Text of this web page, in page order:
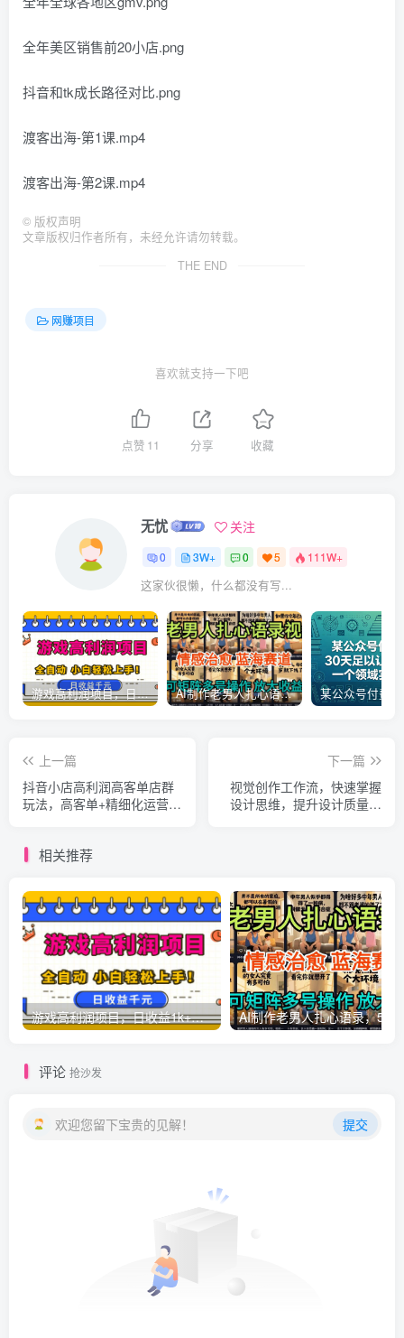
全年美区销售前20小店.png
抖音和tk成长路径对比.png
渡客出海-第1课.mp4
渡客出海-第2课.mp4
© 版权声明
文章版权归作者所有，未经允许请勿转载。
THE END
网赚项目
喜欢就支持一下吧
点赞 11 分享 收藏
无忧 关注
0 3W+ 0 5 111W+
这家伙很懒，什么都没有写...
游戏高利润项目，日收益1k+，全自动，无需值守，解放双手，小白轻松上手【揭秘】 AI制作老男人扎心语录，5分钟一条，操作简单，流量非常大，保姆级教程
上一篇
抖音小店高利润高客单店群
玩法，高客单+精细化运营，
下一篇
视觉创作工作流，快速掌握
设计思维，提升设计质量和
相关推荐
游戏高利润项目，日收益1k+，全自动，无需值守，解放双手，小白轻松上手【揭秘】
评论 抢沙发
欢迎您留下宝贵的见解！ 提交